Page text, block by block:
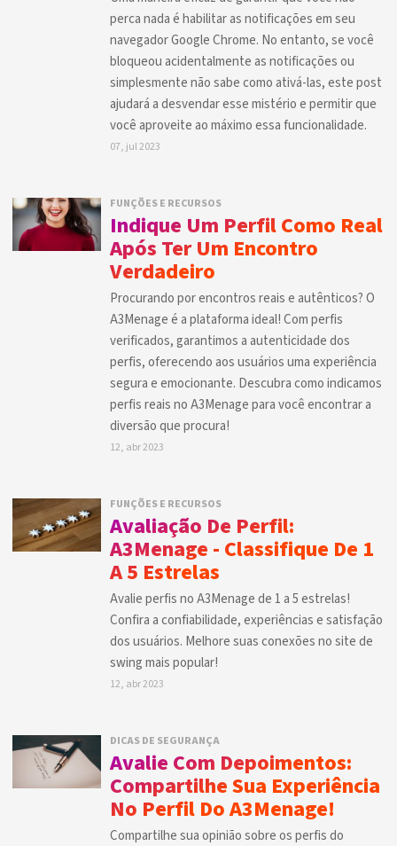
perca nada é habilitar as notificações em seu
navegador Google Chrome. No entanto, se você
bloqueou acidentalmente as notificações ou
simplesmente não sabe como ativá-las, este post
ajudará a desvendar esse mistério e permitir que
você aproveite ao máximo essa funcionalidade.
07, jul 2023
FUNÇÕES E RECURSOS
Indique Um Perfil Como Real
Após Ter Um Encontro
Verdadeiro
Procurando por encontros reais e autênticos? O
A3Menage é a plataforma ideal! Com perfis
verificados, garantimos a autenticidade dos
perfis, oferecendo aos usuários uma experiência
segura e emocionante. Descubra como indicamos
perfis reais no A3Menage para você encontrar a
diversão que procura!
12, abr 2023
FUNÇÕES E RECURSOS
Avaliação De Perfil:
A3Menage - Classifique De 1
A 5 Estrelas
Avalie perfis no A3Menage de 1 a 5 estrelas!
Confira a confiabilidade, experiências e satisfação
dos usuários. Melhore suas conexões no site de
swing mais popular!
12, abr 2023
DICAS DE SEGURANÇA
Avalie Com Depoimentos:
Compartilhe Sua Experiência
No Perfil Do A3Menage!
Compartilhe sua opinião sobre os perfis do